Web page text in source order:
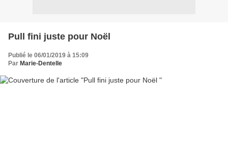
Pull fini juste pour Noël
Publié le 06/01/2019 à 15:09
Par Marie-Dentelle